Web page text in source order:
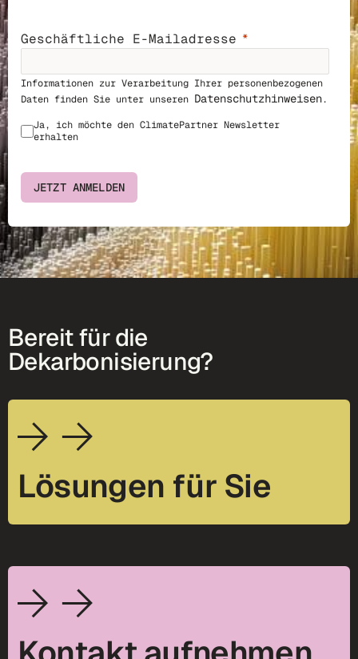
Geschäftliche E-Mailadresse
Informationen zur Verarbeitung Ihrer personenbezogenen
Daten finden Sie unter unseren Datenschutzhinweisen.
Ja, ich möchte den ClimatePartner Newsletter
erhalten
JETZT ANMELDEN
Bereit für die
Dekarbonisierung?
Lösungen für Sie